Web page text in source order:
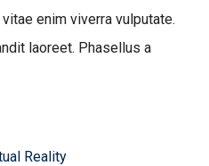
enim viverra vulputate.
laoreet. Phasellus a
Reality